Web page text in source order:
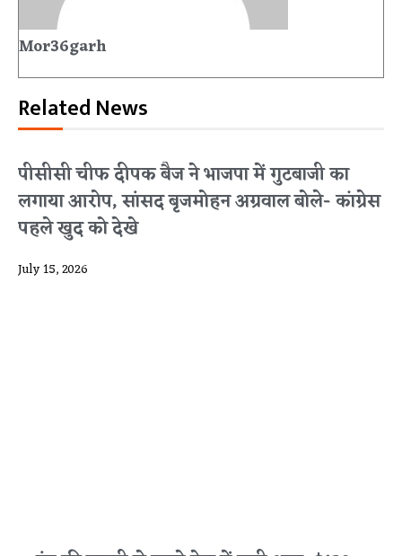
Mor36garh
Related News
पीसीसी चीफ दीपक बैज ने भाजपा में गुटबाजी का
लगाया आरोप, सांसद बृजमोहन अग्रवाल बोले- कांग्रेस
पहले खुद को देखे
July 15, 2026